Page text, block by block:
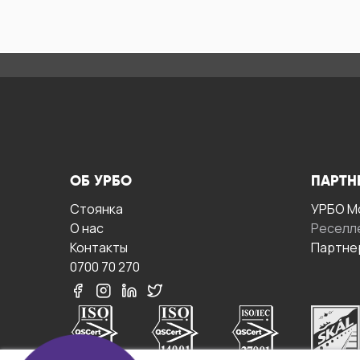
ОБ УРБО
Стоянка
О нас
Контакты
0700 70 270
УРБО